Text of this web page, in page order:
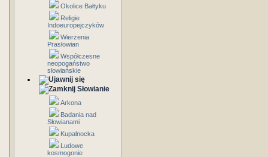
Okolice Bałtyku
Religie
Indoeuropejczyków
Wierzenia
Prasłowian
Współczesne
neopogaństwo
słowiańskie
Słowianie
Arkona
Badania nad
Słowianami
Kupalnocka
Ludowe
kosmogonie